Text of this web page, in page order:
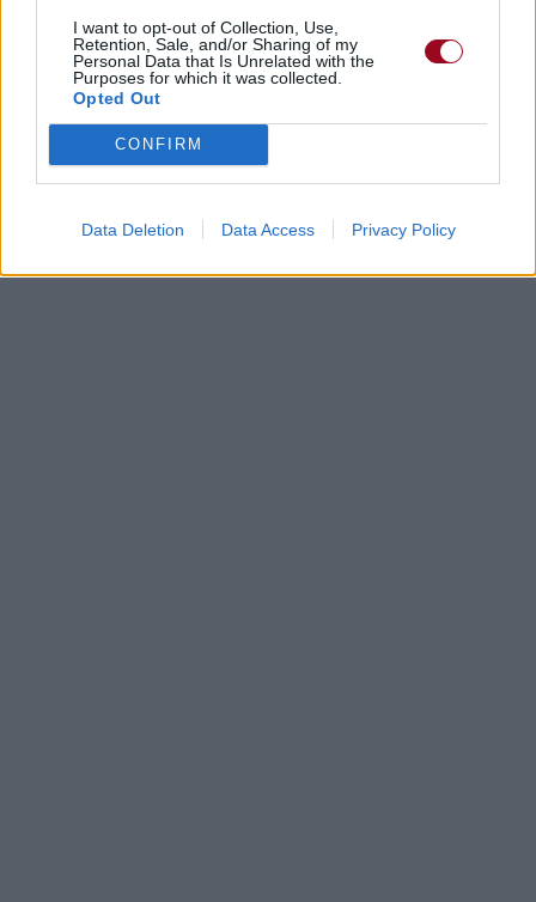
I want to opt-out of Collection, Use,
Retention, Sale, and/or Sharing of my
Personal Data that Is Unrelated with the
Purposes for which it was collected.
Opted Out
CONFIRM
Data Deletion Data Access Privacy Policy